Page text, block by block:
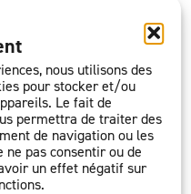
nous utilisons des
pour stocker et/ou
Le fait de
permettra de traiter des
de navigation ou les
ne pas consentir ou de
un effet négatif sur